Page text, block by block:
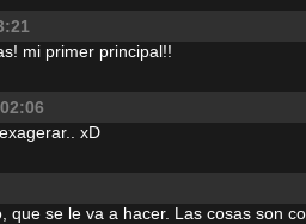
mi primer principal!!
xD
se le va a hacer. Las cosas son